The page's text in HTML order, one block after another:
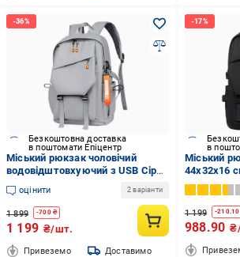
Безкоштовна доставка
в поштомати Епіцентр
Міський рюкзак чоловічий
водовідштовхуючий з USB Сірий
(РСГ499)
оцінити 2 варіанти
1 899 -700₴
1 199 ₴/шт.
Привеземо Доставимо
в
Міський
44x32x16
1 199 -210.10
988.90